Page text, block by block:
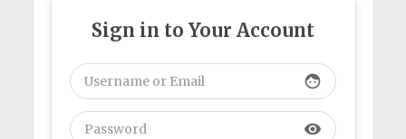
Sign in to Your Account
face
visibility